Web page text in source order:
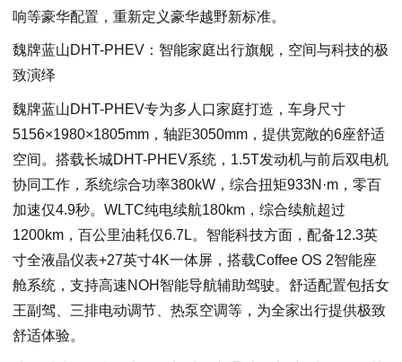
响等豪华配置，重新定义豪华越野新标准。
魏牌蓝山DHT-PHEV：智能家庭出行旗舰，空间与科技的极
致演绎
魏牌蓝山DHT-PHEV专为多人口家庭打造，车身尺寸
5156×1980×1805mm，轴距3050mm，提供宽敞的6座舒适
空间。搭载长城DHT-PHEV系统，1.5T发动机与前后双电机
协同工作，系统综合功率380kW，综合扭矩933N·m，零百
加速仅4.9秒。WLTC纯电续航180km，综合续航超过
1200km，百公里油耗仅6.7L。智能科技方面，配备12.3英
寸全液晶仪表+27英寸4K一体屏，搭载Coffee OS 2智能座
舱系统，支持高速NOH智能导航辅助驾驶。舒适配置包括女
王副驾、三排电动调节、热泵空调等，为全家出行提供极致
舒适体验。